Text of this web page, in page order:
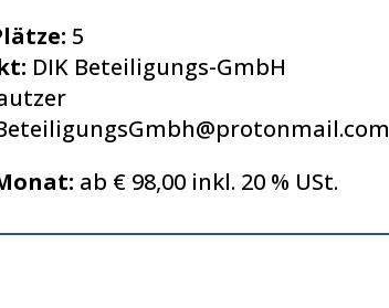
5
DIK Beteiligungs-GmbH
ab € 98,00 inkl. 20 % USt.